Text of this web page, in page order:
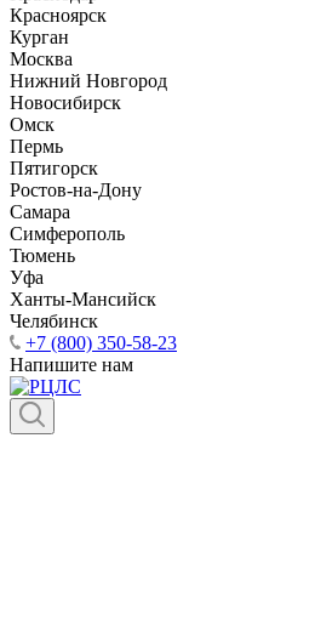
Красноярск
Курган
Москва
Нижний Новгород
Новосибирск
Омск
Пермь
Пятигорск
Ростов-на-Дону
Самара
Симферополь
Тюмень
Уфа
Ханты-Мансийск
Челябинск
+7 (800) 350-58-23
Напишите нам